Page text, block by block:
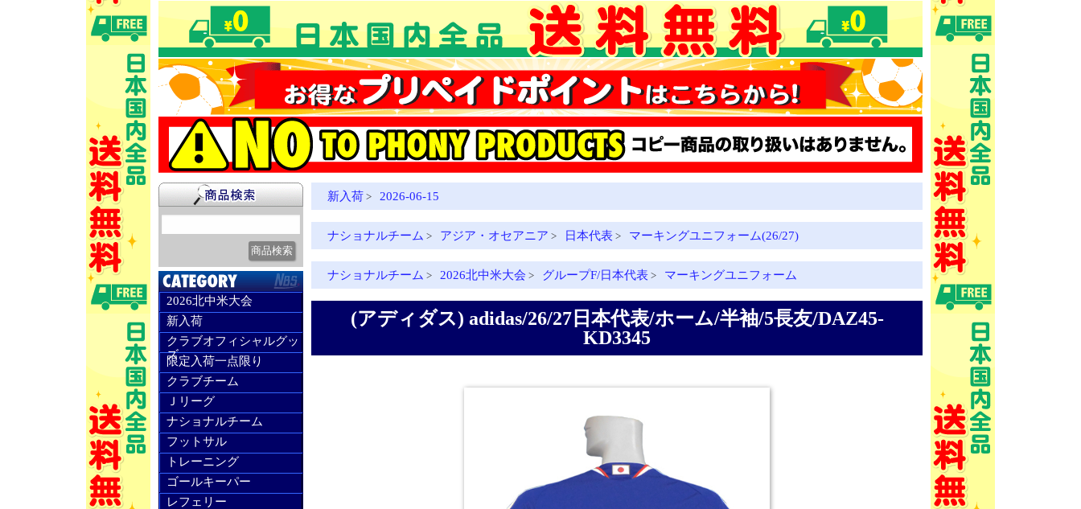
2026北中米大会
新入荷
クラブオフィシャルグッ
ズ
限定入荷一点限り
クラブチーム
Ｊリーグ
ナショナルチーム
フットサル
トレーニング
ゴールキーパー
レフェリー
新入荷 > 2026-06-15
ナショナルチーム > アジア・オセアニア > 日本代表 > マーキングユニフォーム(26/27)
ナショナルチーム > 2026北中米大会 > グループF/日本代表 > マーキングユニフォーム
(アディダス) adidas/26/27日本代表/ホーム/半袖/5長友/DAZ45-
KD3345